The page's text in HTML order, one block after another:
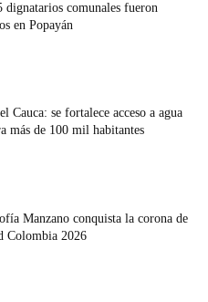
dignatarios comunales fueron
en Popayán
Cauca: se fortalece acceso a agua
más de 100 mil habitantes
Manzano conquista la corona de
Colombia 2026